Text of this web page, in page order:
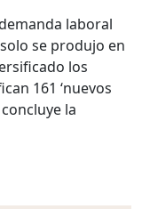
laboral
se produjo en
los
161 ‘nuevos
la